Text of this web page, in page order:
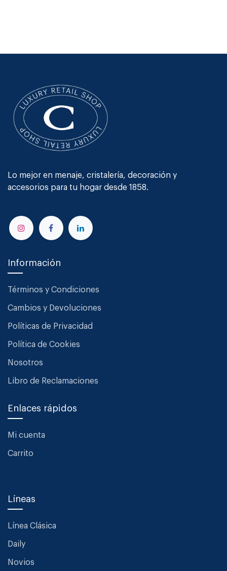
Lo mejor en menaje, cristalería, decoración y
accesorios para tu hogar desde 1858.
Información
Términos y Condiciones
Cambios y Devoluciones
Políticas de Privacidad
Política de Cookies
Nosotros
Libro de Reclamaciones
Enlaces rápidos
Mi cuenta
Carrito
Líneas
Línea Clásica
Daily
Novios